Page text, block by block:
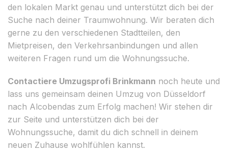
den lokalen Markt genau und unterstützt dich bei der
Suche nach deiner Traumwohnung. Wir beraten dich
gerne zu den verschiedenen Stadtteilen, den
Mietpreisen, den Verkehrsanbindungen und allen
weiteren Fragen rund um die Wohnungssuche.
Contactiere Umzugsprofi Brinkmann noch heute und
lass uns gemeinsam deinen Umzug von Düsseldorf
nach Alcobendas zum Erfolg machen! Wir stehen dir
zur Seite und unterstützen dich bei der
Wohnungssuche, damit du dich schnell in deinem
neuen Zuhause wohlfühlen kannst.